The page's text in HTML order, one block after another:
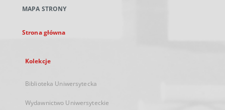
karcie
MAPA STRONY
Strona główna
Kolekcje
Biblioteka Uniwersytecka
Wydawnictwo Uniwersyteckie